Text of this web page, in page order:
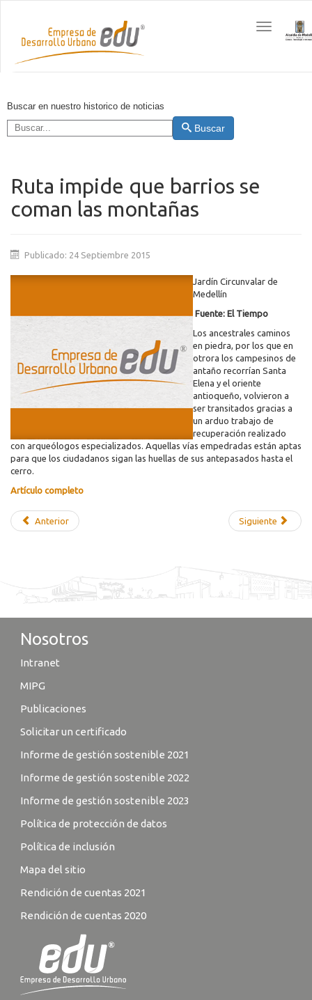
Toggle
navigation
Buscar en nuestro historico de noticias
Buscar
Ruta impide que barrios se
coman las montañas
Publicado: 24 Septiembre 2015
Jardín Circunvalar de
Medellín
Fuente: El Tiempo
Los ancestrales caminos
en piedra, por los que en
otrora los campesinos de
antaño recorrían Santa
Elena y el oriente
antioqueño, volvieron a
ser transitados gracias a
un arduo trabajo de
recuperación realizado
con arqueólogos especializados. Aquellas vías empedradas están aptas
para que los ciudadanos sigan las huellas de sus antepasados hasta el
cerro.
Artículo completo
Anterior Siguiente
Nosotros
Intranet
MIPG
Publicaciones
Solicitar un certificado
Informe de gestión sostenible 2021
Informe de gestión sostenible 2022
Informe de gestión sostenible 2023
Política de protección de datos
Política de inclusión
Mapa del sitio
Rendición de cuentas 2021
Rendición de cuentas 2020